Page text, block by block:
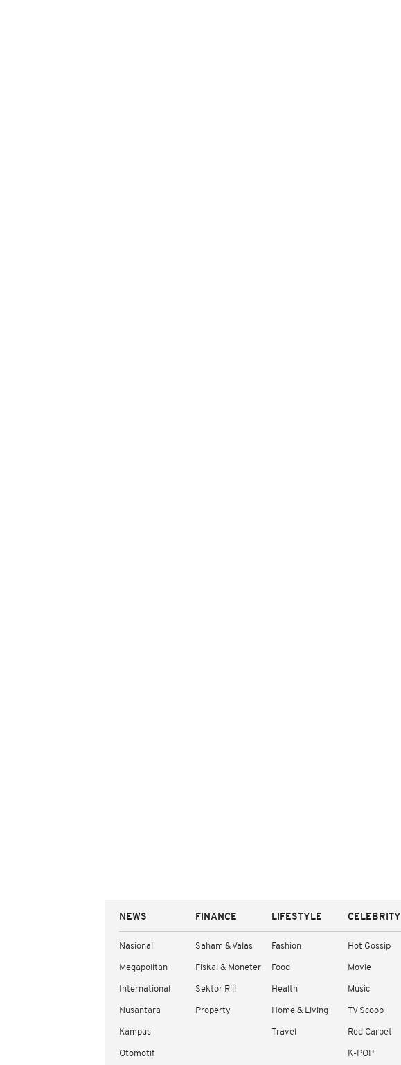
NEWS
Nasional
Megapolitan
International
Nusantara
Kampus
Otomotif
FINANCE
Saham & Valas
Fiskal & Moneter
Sektor Riil
Property
LIFESTYLE
Fashion
Food
Health
Home & Living
Travel
CELEBRITY
Hot Gossip
Movie
Music
TV Scoop
Red Carpet
K-POP